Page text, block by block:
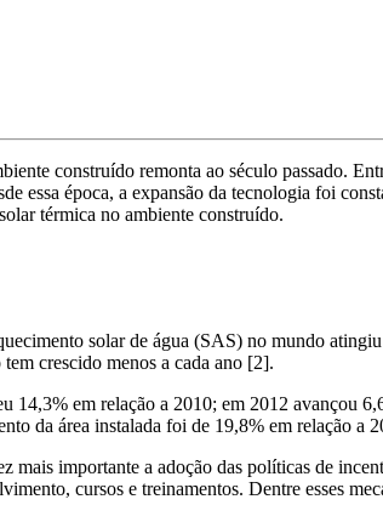
construído remonta ao século passado.
época, a expansão da tecnologia foi
térmica no ambiente construído.
solar de água (SAS) no mundo
crescido menos a cada ano [2].
14,3% em relação a 2010; em 2012 avançou
da área instalada foi de 19,8% em relação
mais importante a adoção das políticas de
cursos e treinamentos. Dentre esses